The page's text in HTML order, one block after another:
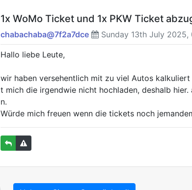
1x WoMo Ticket und 1x PKW Ticket
chabachaba@7f2a7dce Sunday 13th July 2025,
Hallo liebe Leute,
wir haben versehentlich mit zu viel Autos
t mich die irgendwie nicht hochladen, deshalb
n.
Würde mich freuen wenn die tickets noch